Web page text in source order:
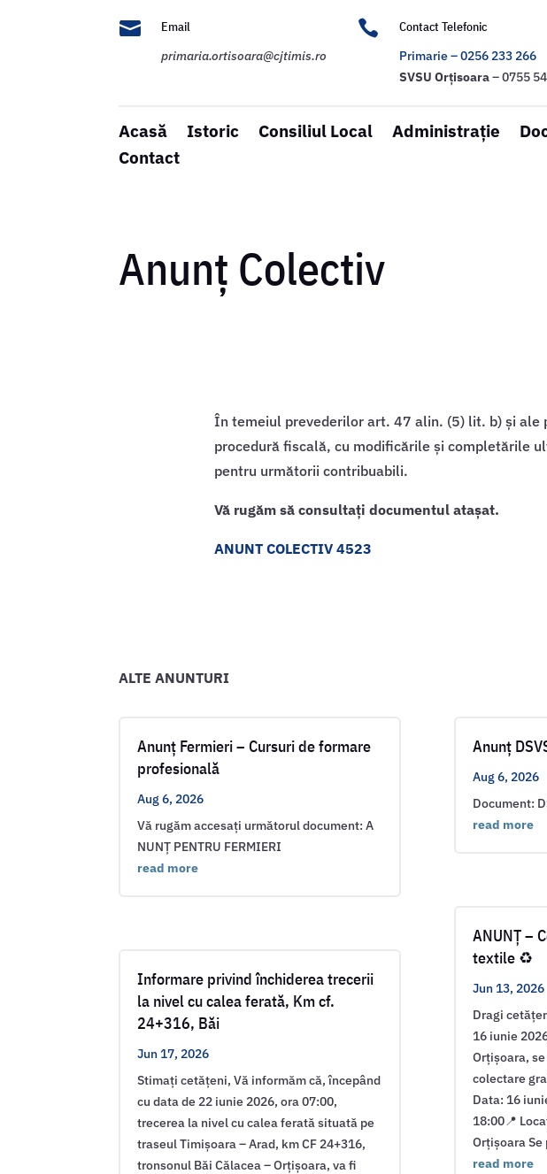

Email
primaria.ortisoara@cjtimis.ro

Contact Telefonic
Primarie – 0256 233 266
SVSU Orțisoara– 0755
Acasă Istoric Consiliul Local Administrație
Contact
Anunț Colectiv
În temeiul prevederilor art. 47 alin. (5) lit. b) și ale
procedură fiscală, cu modificările și completările
pentru următorii contribuabili.
Vă rugăm să consultați documentul atașat.
ANUNT COLECTIV 4523
ALTE ANUNTURI
Anunț Fermieri – Cursuri de formare
profesională
Aug 6, 2026
Vă rugăm accesați următorul document: A
NUNȚ PENTRU FERMIERI
read more
Informare privind închiderea trecerii
la nivel cu calea ferată, Km cf.
24+316, Băi
Jun 17, 2026
Stimați cetățeni, Vă informăm că, începând
cu data de 22 iunie 2026, ora 07:00,
trecerea la nivel cu calea ferată situată pe
traseul Timișoara – Arad, km CF 24+316,
tronsonul Băi Călacea – Orțișoara, va fi
Anunț
Aug 6, 2026
Document:
read more
ANUNȚ –
textile ♻️
Jun 13, 2026
Dragi
16 iunie
Orțișoara,
colectare
Data: 16
18:00📍
Orțișoara Se
read more